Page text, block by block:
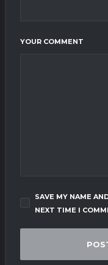
YOUR COMMENT
SAVE MY NAME
NEXT TIME I